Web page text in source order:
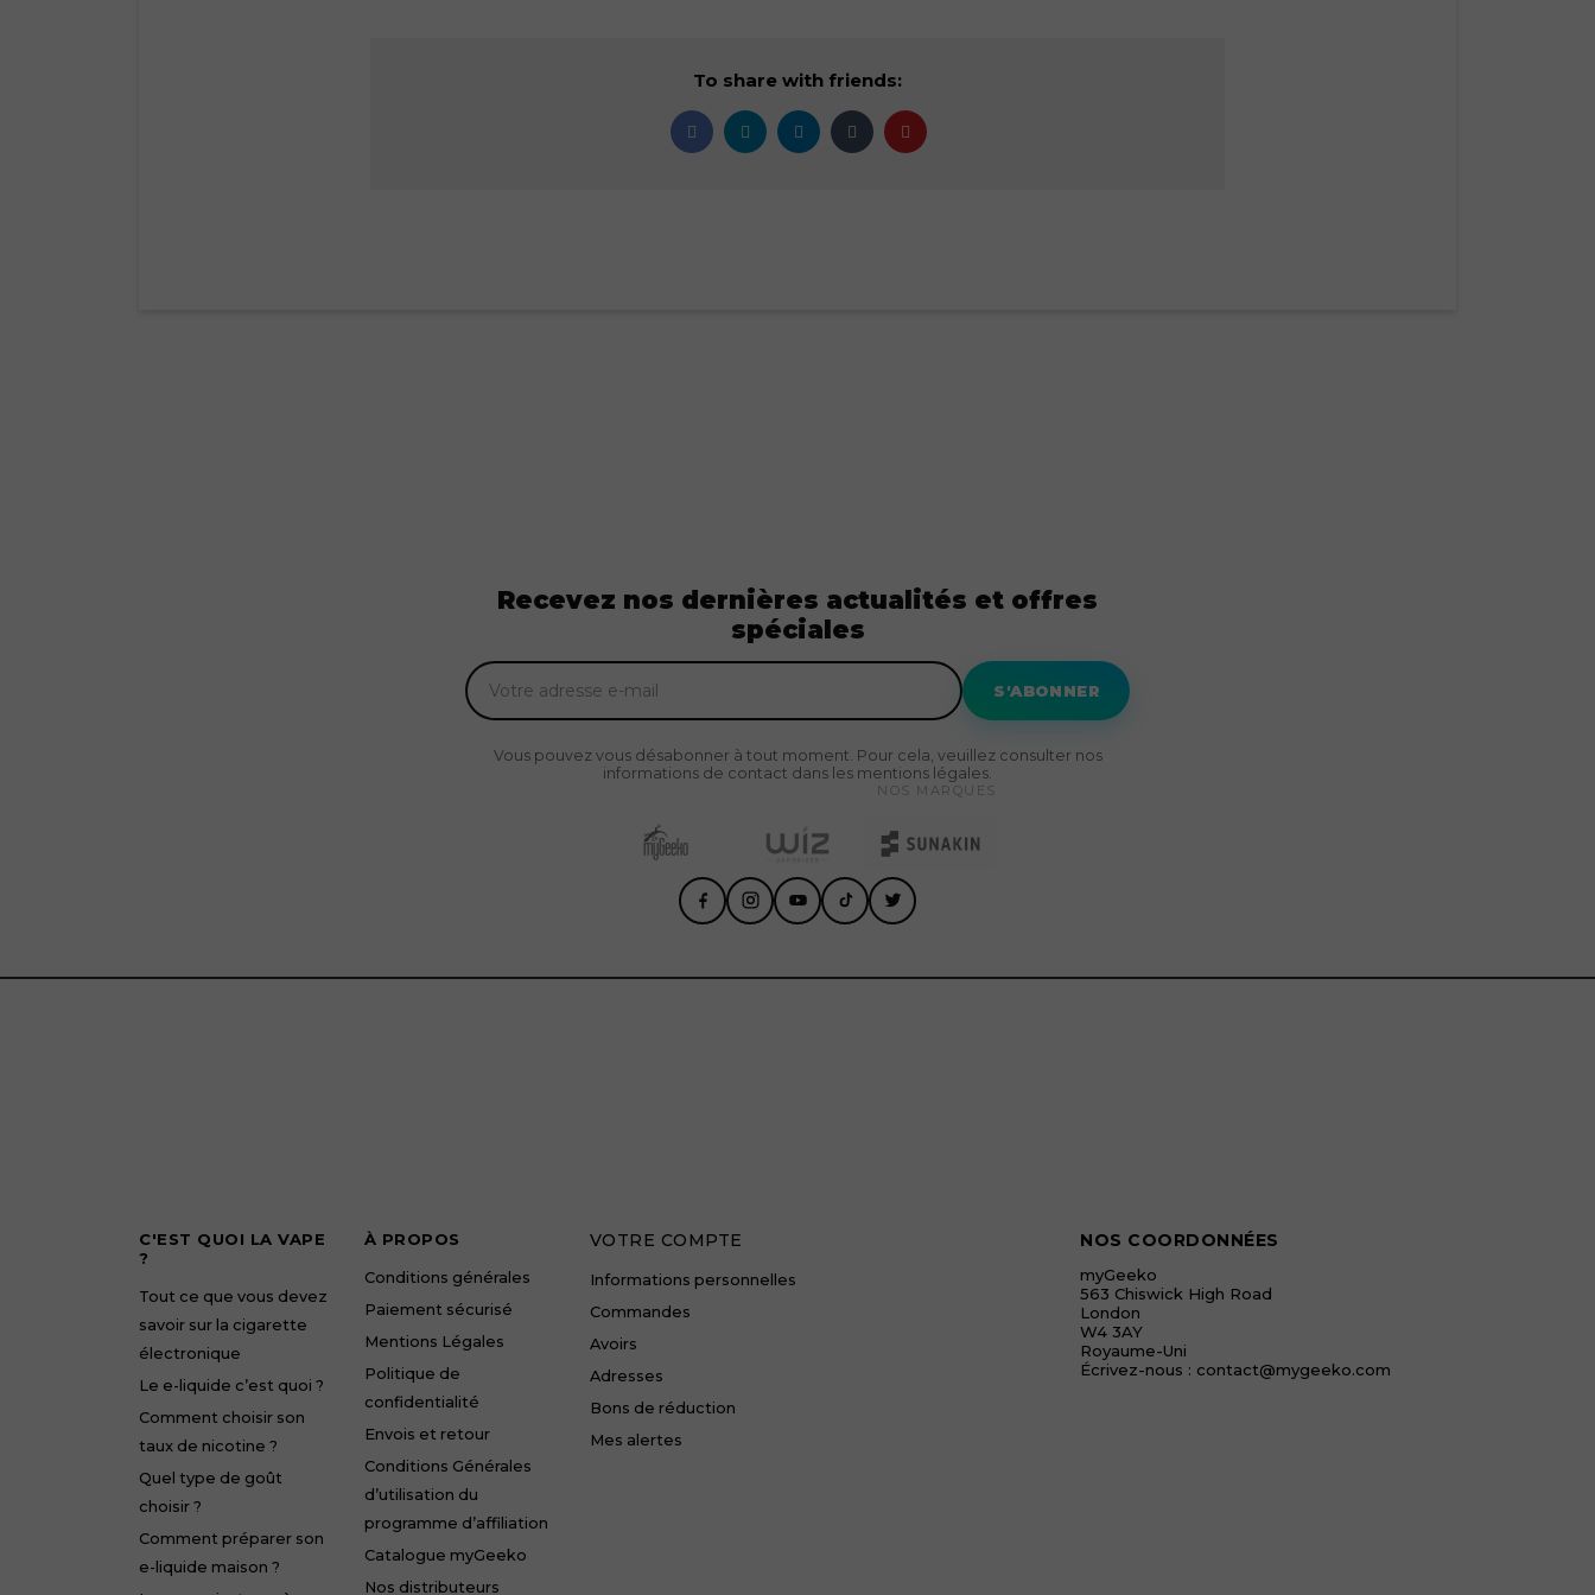
To share with friends:
NOS MARQUES
Recevez nos dernières actualités et offres
spéciales
S'ABONNER
Vous pouvez vous désabonner à tout moment. Pour cela, veuillez consulter nos
informations de contact dans les mentions légales.
C'EST QUOI LA VAPE
?
Tout ce que vous devez
savoir sur la cigarette
électronique
Le e-liquide c’est quoi ?
Comment choisir son
taux de nicotine ?
Quel type de goût
choisir ?
Comment préparer son
e-liquide maison ?
À PROPOS
Conditions générales
Paiement sécurisé
Mentions Légales
Politique de
confidentialité
Envois et retour
Conditions Générales
d’utilisation du
programme d’affiliation
Catalogue myGeeko
Nos distributeurs
VOTRE COMPTE
Informations personnelles
Commandes
Avoirs
Adresses
Bons de réduction
Mes alertes
NOS COORDONNÉES
myGeeko
563 Chiswick High Road
London
W4 3AY
Royaume-Uni
Écrivez-nous : contact@mygeeko.com